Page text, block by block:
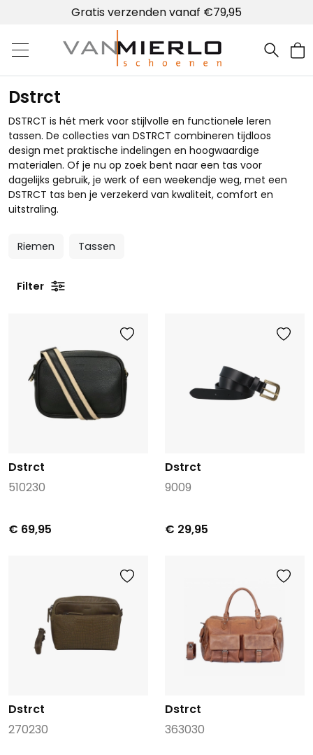
Gratis verzenden vanaf €79,95
Home | Van Mierlo schoenen
Dstrct
DSTRCT is hét merk voor stijlvolle en functionele leren
tassen. De collecties van DSTRCT combineren tijdloos
design met praktische indelingen en hoogwaardige
materialen. Of je nu op zoek bent naar een tas voor
dagelijks gebruik, je werk of een weekendje weg, met een
DSTRCT tas ben je verzekerd van kwaliteit, comfort en
uitstraling.
Riemen Tassen
Filter
Dstrct
510230
€ 69,95
Dstrct
9009
€ 29,95
Dstrct
270230
Dstrct
363030